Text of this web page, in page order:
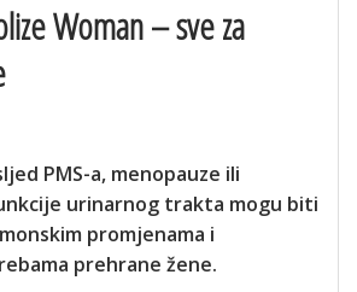
Woman – sve za
PMS-a, menopauze ili
urinarnog trakta mogu biti
promjenama i
prehrane žene.